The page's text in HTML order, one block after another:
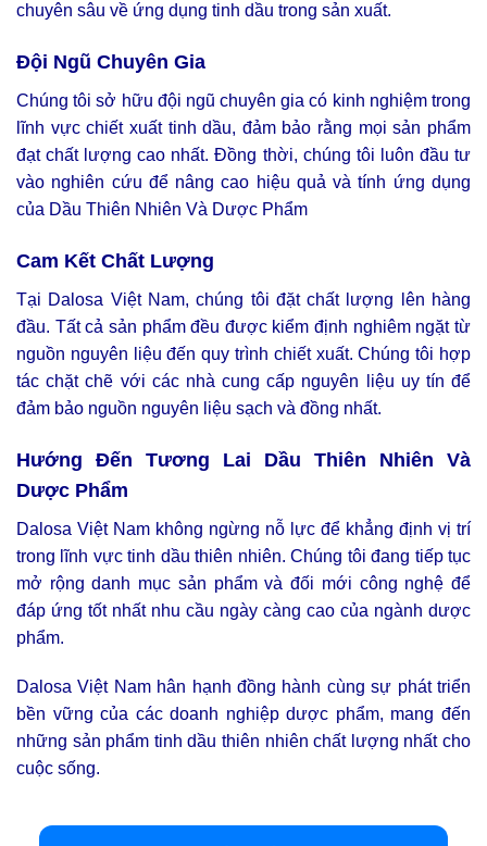
chuyên sâu về ứng dụng tinh dầu trong sản xuất.
Đội Ngũ Chuyên Gia
Chúng tôi sở hữu đội ngũ chuyên gia có kinh nghiệm trong
lĩnh vực chiết xuất tinh dầu, đảm bảo rằng mọi sản phẩm
đạt chất lượng cao nhất. Đồng thời, chúng tôi luôn đầu tư
vào nghiên cứu để nâng cao hiệu quả và tính ứng dụng
của Dầu Thiên Nhiên Và Dược Phẩm
Cam Kết Chất Lượng
Tại Dalosa Việt Nam, chúng tôi đặt chất lượng lên hàng
đầu. Tất cả sản phẩm đều được kiểm định nghiêm ngặt từ
nguồn nguyên liệu đến quy trình chiết xuất. Chúng tôi hợp
tác chặt chẽ với các nhà cung cấp nguyên liệu uy tín để
đảm bảo nguồn nguyên liệu sạch và đồng nhất.
Hướng Đến Tương Lai Dầu Thiên Nhiên Và
Dược Phẩm
Dalosa Việt Nam không ngừng nỗ lực để khẳng định vị trí
trong lĩnh vực tinh dầu thiên nhiên. Chúng tôi đang tiếp tục
mở rộng danh mục sản phẩm và đối mới công nghệ để
đáp ứng tốt nhất nhu cầu ngày càng cao của ngành dược
phẩm.
Dalosa Việt Nam hân hạnh đồng hành cùng sự phát triển
bền vững của các doanh nghiệp dược phẩm, mang đến
những sản phẩm tinh dầu thiên nhiên chất lượng nhất cho
cuộc sống.